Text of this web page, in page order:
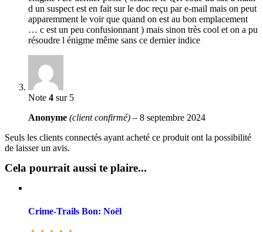
d un suspect est en fait sur le doc reçu par e-mail mais on peut
apparemment le voir que quand on est au bon emplacement
… c est un peu confusionnant ) mais sinon très cool et on a pu
résoudre l énigme même sans ce dernier indice
Note 4 sur 5
Anonyme (client confirmé) – 8 septembre 2024
Seuls les clients connectés ayant acheté ce produit ont la possibilité
de laisser un avis.
Cela pourrait aussi te plaire...
Crime-Trails Bon: Noël